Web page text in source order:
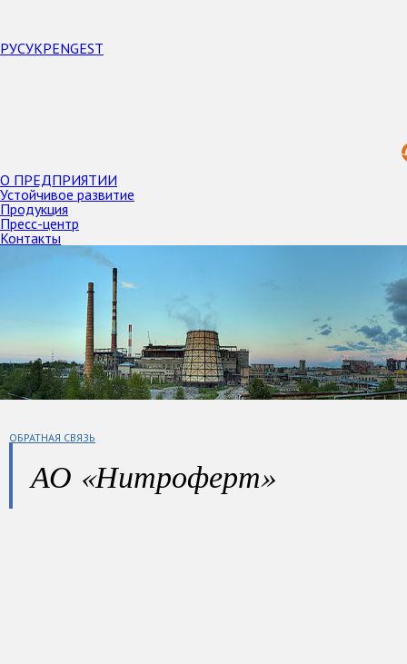
РУСУКРENGEST
О ПРЕДПРИЯТИИ
Устойчивое развитие
Продукция
Пресс-центр
Контакты
ОБРАТНАЯ СВЯЗЬ
АО «Нитроферт»